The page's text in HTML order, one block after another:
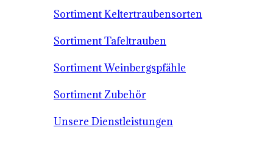
Sortiment Keltertraubensorten
Sortiment Tafeltrauben
Sortiment Weinbergspfähle
Sortiment Zubehör
Unsere Dienstleistungen